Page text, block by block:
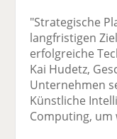
"Strategische
langfristigen
erfolgreiche
Kai Hudetz,
Unternehmen
Künstliche
Computing, um